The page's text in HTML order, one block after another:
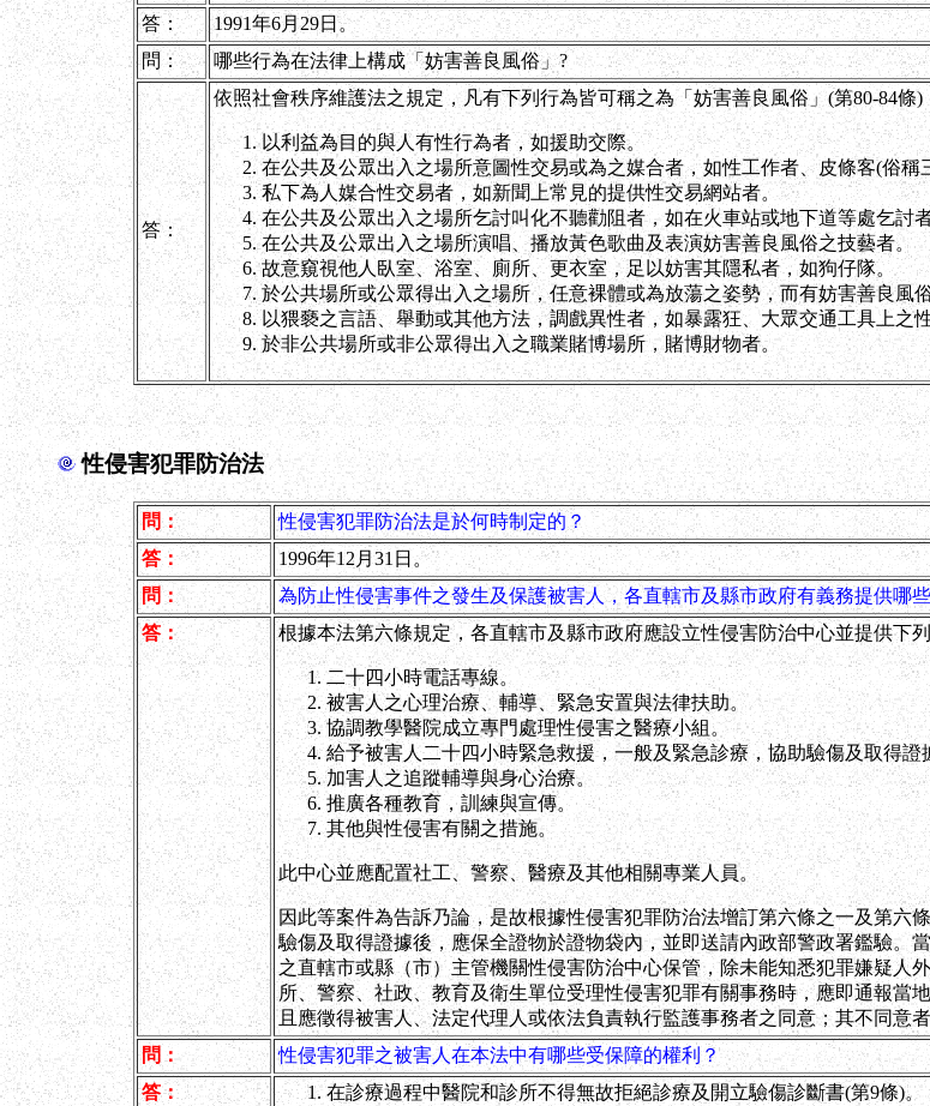
答：
1991年6月29日。
問：
哪些行為在法律上構成「妨害善良風俗」?
答：
依照社會秩序維護法之規定，凡有下列行為皆可稱之為「妨害善良風俗」(第80-84條)
以利益為目的與人有性行為者，如援助交際。
在公共及公眾出入之場所意圖性交易或為之媒合者，如性工作者、皮條客(俗稱
私下為人媒合性交易者，如新聞上常見的提供性交易網站者。
在公共及公眾出入之場所乞討叫化不聽勸阻者，如在火車站或地下道等處乞討
在公共及公眾出入之場所演唱、播放黃色歌曲及表演妨害善良風俗之技藝者。
故意窺視他人臥室、浴室、廁所、更衣室，足以妨害其隱私者，如狗仔隊。
於公共場所或公眾得出入之場所，任意裸體或為放蕩之姿勢，而有妨害善良風
以猥褻之言語、舉動或其他方法，調戲異性者，如暴露狂、大眾交通工具上之
於非公共場所或非公眾得出入之職業賭博場所，賭博財物者。
性侵害犯罪防治法
問：
性侵害犯罪防治法是於何時制定的？
答：
1996年12月31日。
問：
為防止性侵害事件之發生及保護被害人，各直轄市及縣市政府有義務提供哪
答：
根據本法第六條規定，各直轄市及縣市政府應設立性侵害防治中心並提供下
二十四小時電話專線。
被害人之心理治療、輔導、緊急安置與法律扶助。
協調教學醫院成立專門處理性侵害之醫療小組。
給予被害人二十四小時緊急救援，一般及緊急診療，協助驗傷及取得證
加害人之追蹤輔導與身心治療。
推廣各種教育，訓練與宣傳。
其他與性侵害有關之措施。
此中心並應配置社工、警察、醫療及其他相關專業人員。
因此等案件為告訴乃論，是故根據性侵害犯罪防治法增訂第六條之一及第六
驗傷及取得證據後，應保全證物於證物袋內，並即送請內政部警政署鑑驗。
之直轄市或縣（市）主管機關性侵害防治中心保管，除未能知悉犯罪嫌疑人
所、警察、社政、教育及衛生單位受理性侵害犯罪有關事務時，應即通報當
且應徵得被害人、法定代理人或依法負責執行監護事務者之同意；其不同意
問：
性侵害犯罪之被害人在本法中有哪些受保障的權利？
答：
在診療過程中醫院和診所不得無故拒絕診療及開立驗傷診斷書(第9條)。